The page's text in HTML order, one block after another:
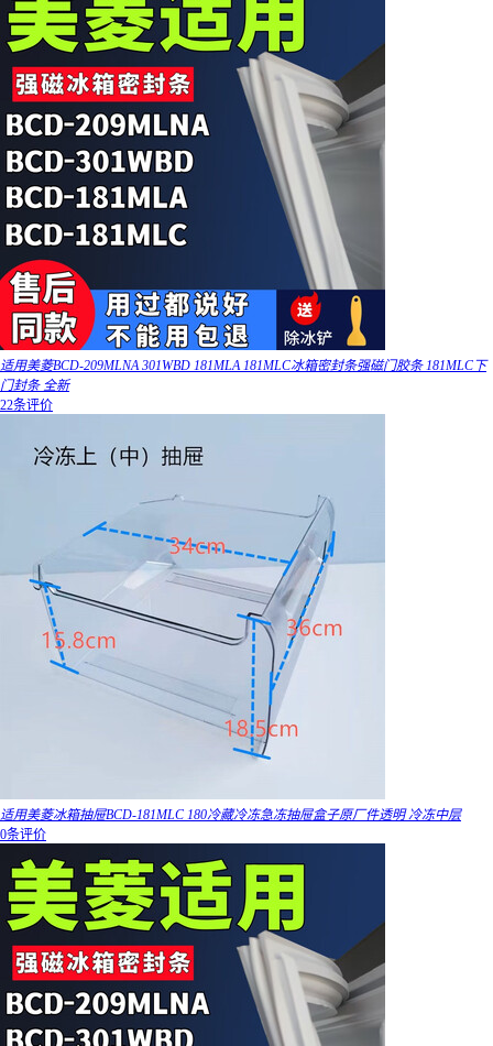
适用美菱BCD-209MLNA 301WBD 181MLA 181MLC冰箱密封条强磁门胶条 181MLC下
门封条 全新
22条评价
适用美菱冰箱抽屉BCD-181MLC 180冷藏冷冻急冻抽屉盒子原厂件透明 冷冻中层
0条评价